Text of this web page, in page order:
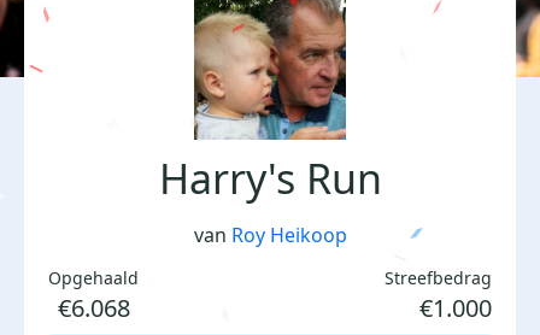
Harry's Run
van Roy Heikoop
Opgehaald
€6.068
Streefbedrag
€1.000